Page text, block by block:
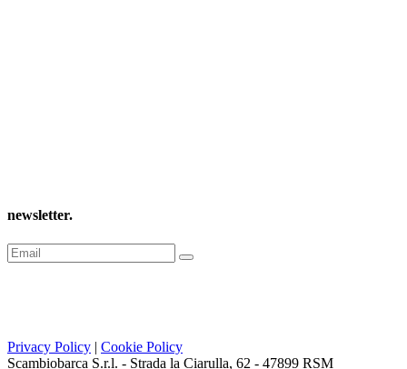
newsletter.
Privacy Policy | Cookie Policy
Scambiobarca S.r.l. - Strada la Ciarulla, 62 - 47899 RSM